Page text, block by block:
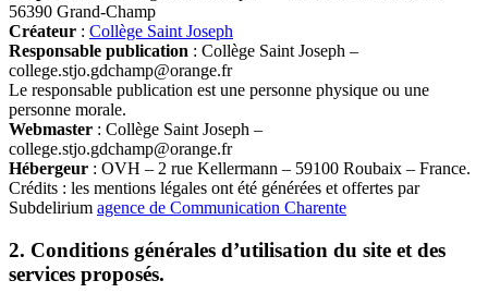
56390 Grand-Champ
Créateur : Collège Saint Joseph
Responsable publication : Collège Saint Joseph –
college.stjo.gdchamp@orange.fr
Le responsable publication est une personne physique ou une
personne morale.
Webmaster : Collège Saint Joseph –
college.stjo.gdchamp@orange.fr
Hébergeur : OVH – 2 rue Kellermann – 59100 Roubaix – France.
Crédits : les mentions légales ont été générées et offertes par
Subdelirium agence de Communication Charente
2. Conditions générales d’utilisation du site et des
services proposés.